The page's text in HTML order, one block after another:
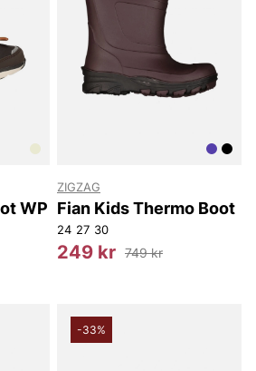
WP
ZIGZAG
Fian Kids Thermo Boot
24 27 30
249 kr 749 kr
-33%